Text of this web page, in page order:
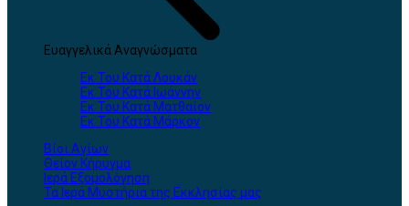
Ευαγγελικά Αναγνώσματα
Εκ Του Κατά Λουκάν
Εκ Του Κατά Ιωάννην
Εκ Του Κατά Ματθαίον
Εκ Του Κατά Μάρκον
Βίοι Αγίων
Θείον Κήρυγμα
Ιερά Εξομολόγηση
Τα Ιερά Μυστήρια της Εκκλησίας μας